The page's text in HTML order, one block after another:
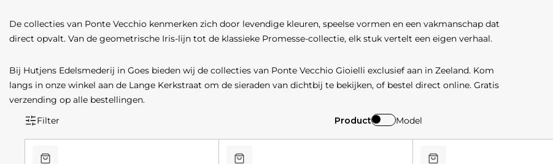
De collecties van Ponte Vecchio kenmerken zich door levendige kleuren, speelse vormen en een vakmanschap dat
direct opvalt. Van de geometrische Iris-lijn tot de klassieke Promesse-collectie, elk stuk vertelt een eigen verhaal.
Bij Hutjens Edelsmederij in Goes bieden wij de collecties van Ponte Vecchio Gioielli exclusief aan in Zeeland. Kom
langs in onze winkel aan de Lange Kerkstraat om de sieraden van dichtbij te bekijken, of bestel direct online. Gratis
verzending op alle bestellingen.
Filter
Product Model